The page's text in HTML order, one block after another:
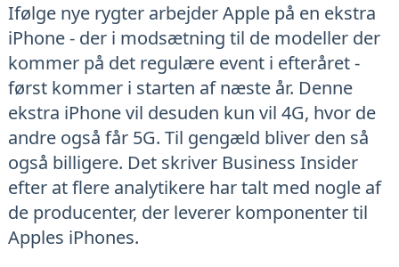
Ifølge nye rygter arbejder Apple på en ekstra
iPhone - der i modsætning til de modeller der
kommer på det regulære event i efteråret -
først kommer i starten af næste år. Denne
ekstra iPhone vil desuden kun vil 4G, hvor de
andre også får 5G. Til gengæld bliver den så
også billigere. Det skriver Business Insider
efter at flere analytikere har talt med nogle af
de producenter, der leverer komponenter til
Apples iPhones.